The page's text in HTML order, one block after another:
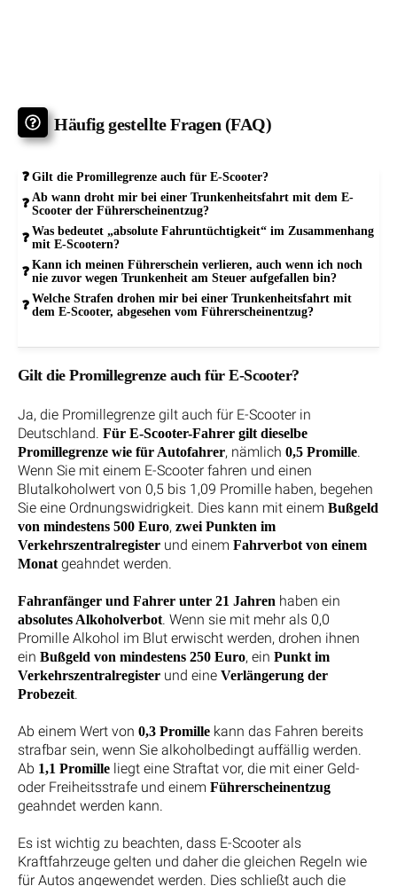
Häufig gestellte Fragen (FAQ)
Gilt die Promillegrenze auch für E-Scooter?
Ab wann droht mir bei einer Trunkenheitsfahrt mit dem E-
Scooter der Führerscheinentzug?
Was bedeutet „absolute Fahruntüchtigkeit“ im Zusammenhang
mit E-Scootern?
Kann ich meinen Führerschein verlieren, auch wenn ich noch
nie zuvor wegen Trunkenheit am Steuer aufgefallen bin?
Welche Strafen drohen mir bei einer Trunkenheitsfahrt mit
dem E-Scooter, abgesehen vom Führerscheinentzug?
Gilt die Promillegrenze auch für E-Scooter?
Ja, die Promillegrenze gilt auch für E-Scooter in
Deutschland. Für E-Scooter-Fahrer gilt dieselbe
Promillegrenze wie für Autofahrer, nämlich 0,5 Promille.
Wenn Sie mit einem E-Scooter fahren und einen
Blutalkoholwert von 0,5 bis 1,09 Promille haben, begehen
Sie eine Ordnungswidrigkeit. Dies kann mit einem Bußgeld
von mindestens 500 Euro, zwei Punkten im
Verkehrszentralregister und einem Fahrverbot von einem
Monatgeahndet werden.
Fahranfänger und Fahrer unter 21 Jahren haben ein
absolutes Alkoholverbot. Wenn sie mit mehr als 0,0
Promille Alkohol im Blut erwischt werden, drohen ihnen
ein Bußgeld von mindestens 250 Euro, ein Punkt im
Verkehrszentralregister und eine Verlängerung der
Probezeit.
Ab einem Wert von 0,3 Promille kann das Fahren bereits
strafbar sein, wenn Sie alkoholbedingt auffällig werden.
Ab 1,1 Promille liegt eine Straftat vor, die mit einer Geld-
oder Freiheitsstrafe und einem Führerscheinentzug
geahndet werden kann.
Es ist wichtig zu beachten, dass E-Scooter als
Kraftfahrzeuge gelten und daher die gleichen Regeln wie
für Autos angewendet werden. Dies schließt auch die